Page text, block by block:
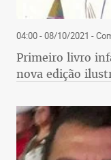
04:00 - 08/10/2021 -
Primeiro livro
nova edição